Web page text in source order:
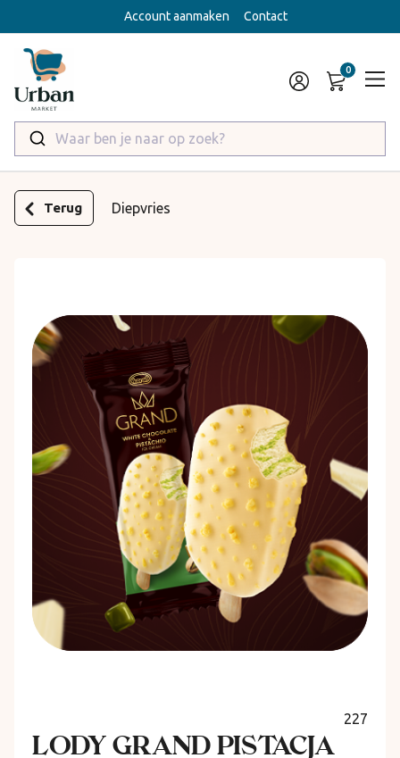
Account aanmaken Contact
Waar ben je naar op zoek?
Terug Diepvries
227
LODY GRAND PISTACJA